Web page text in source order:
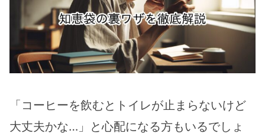
「コーヒーを飲むとトイレが止まらないけど
大丈夫かな…」と心配になる方もいるでしょ